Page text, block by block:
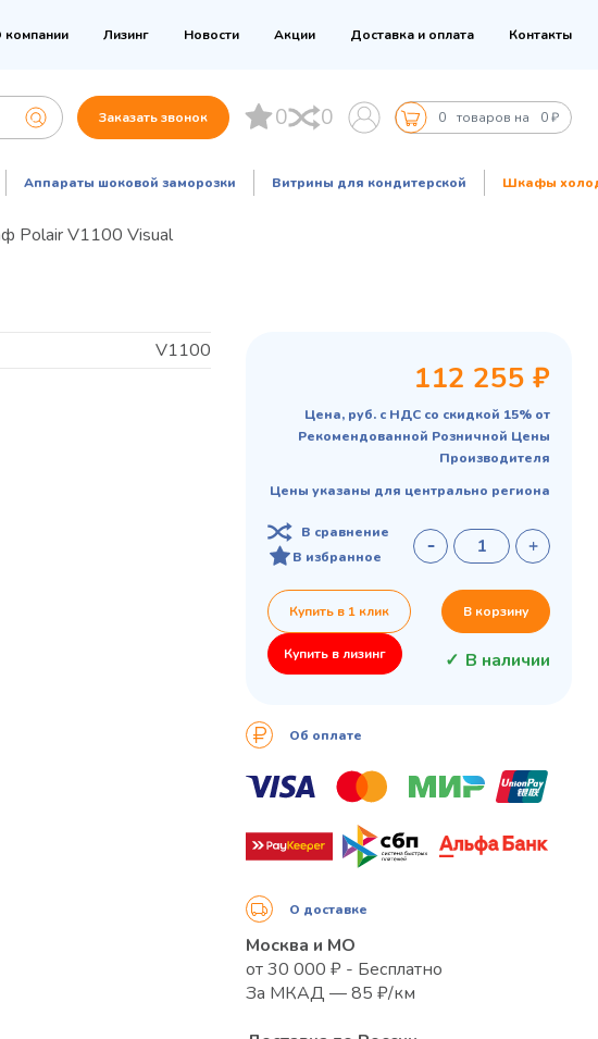
компании Лизинг Новости Акции Доставка и оплата Контакты
Заказать звонок 0 0 0 товаров на 0 ₽
Аппараты шоковой заморозки Витрины для кондитерской Шкафы
Polair V1100 Visual
V1100
112 255 ₽
Цена, руб. с НДС со скидкой 15% от
Рекомендованной Розничной Цены
Производителя
Цены указаны для центрально региона
В сравнение
В избранное
Купить в 1 клик В корзину
Купить в лизинг В наличии
Об оплате
О доставке
Москва и МО
от 30 000 ₽ - Бесплатно
За МКАД — 85 ₽/км